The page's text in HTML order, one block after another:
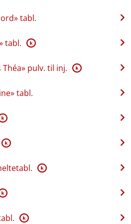
tabl.
tabl. K
pulv. til inj. K
tabl.
K
K
K